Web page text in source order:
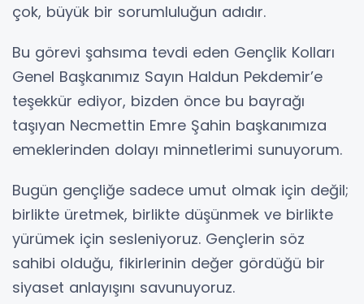
çok, büyük bir sorumluluğun adıdır.
Bu görevi şahsıma tevdi eden Gençlik Kolları
Genel Başkanımız Sayın Haldun Pekdemir’e
teşekkür ediyor, bizden önce bu bayrağı
taşıyan Necmettin Emre Şahin başkanımıza
emeklerinden dolayı minnetlerimi sunuyorum.
Bugün gençliğe sadece umut olmak için değil;
birlikte üretmek, birlikte düşünmek ve birlikte
yürümek için sesleniyoruz. Gençlerin söz
sahibi olduğu, fikirlerinin değer gördüğü bir
siyaset anlayışını savunuyoruz.